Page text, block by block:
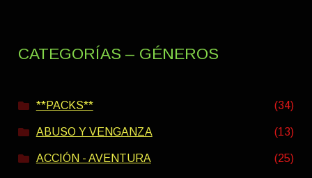
CATEGORÍAS – GÉNEROS
**PACKS** (34)
ABUSO Y VENGANZA (13)
ACCIÓN - AVENTURA (25)